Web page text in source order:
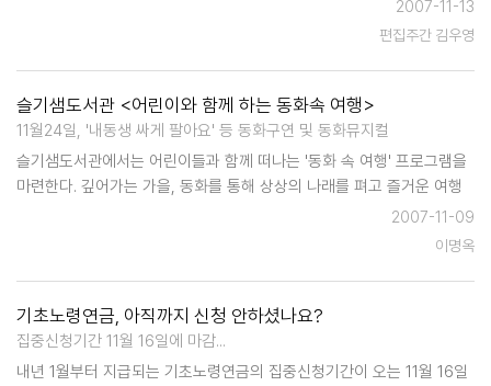
등 상설교육장 18개소에서 주부, 노인, 장애인 등 컴퓨터를 배우고자 하
2007-11-13
편집주간 김우영
슬기샘도서관 <어린이와 함께 하는 동화속 여행>
11월24일, '내동생 싸게 팔아요' 등 동화구연 및 동화뮤지컬
슬기샘도서관에서는 어린이들과 함께 떠나는 '동화 속 여행' 프로그램을
마련한다. 깊어가는 가을, 동화를 통해 상상의 나래를 펴고 즐거운 여행
을 할 수있는 이 프로그램은 오는 11월 24일 토요일, 오전 11시부터 12시
부터 어울림터 (도서관 2층)에서 실시된다.어린이 누구나 참가할 수 있으
2007-11-09
이명옥
기초노령연금, 아직까지 신청 안하셨나요?
집중신청기간 11월 16일에 마감...
내년 1월부터 지급되는 기초노령연금의 집중신청기간이 오는 11월 16일